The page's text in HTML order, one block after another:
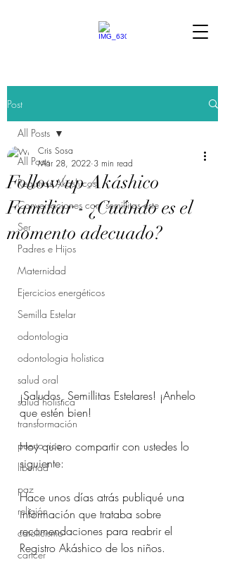
Post
All Posts
Registros Akáshicos
Conversaciones con 'semillitas este
Ser
Padres e Hijos
Maternidad
Ejercicios energéticos
Semilla Estelar
odontologia
odontologia holistica
salud oral
salud holistica
transformación
puerto rico
libertad
paz
religión
catolicismo
cancer
All Posts
Follow/up Akáshico
Familiar - ¿Cuándo es el
momento adecuado?
Cris Sosa
Mar 28, 2022 3 min read
¡Saludos, Semillitas Estelares! ¡Anhelo
que estén bien!
Hoy quiero compartir con ustedes lo
siguiente:
Hace unos días atrás publiqué una
información que trataba sobre
recomendaciones para reabrir el
Registro Akáshico de los niños.